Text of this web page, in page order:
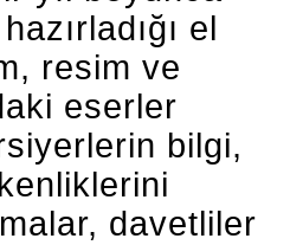
el
resim ve
eserler
bilgi,
davetliler